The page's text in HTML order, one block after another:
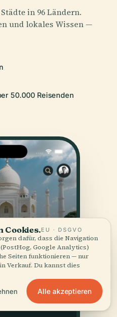
in 96 Ländern.
und lokales Wissen —
50.000 Reisenden
Cookies.EU · DSGVO
dafür, dass die Navigation
Google Analytics)
Seiten funktionieren — nur
Verkauf. Du kannst dies
Alle akzeptieren